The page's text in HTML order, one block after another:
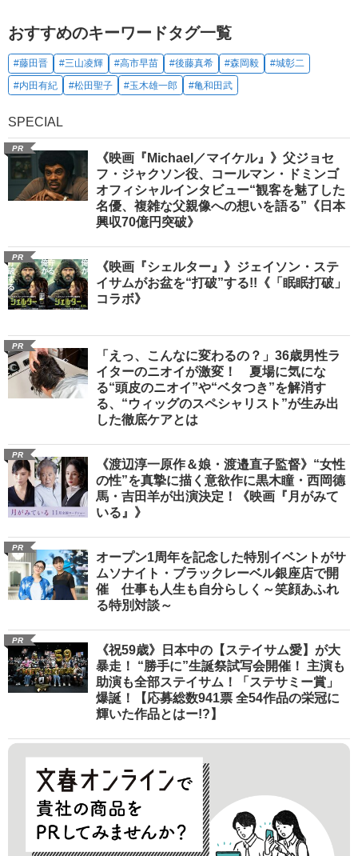
おすすめのキーワードタグ一覧
#藤田晋 #三山凌輝 #高市早苗 #後藤真希 #森岡毅
#城彰二
#内田有紀
#松田聖子 #玉木雄一郎 #亀和田武
SPECIAL
PR
《映画『Michael／マイケル』》父ジョセ
フ・ジャクソン役、コールマン・ドミンゴ
オフィシャルインタビュー“観客を魅了した
名優、複雑な父親像への想いを語る”《日本
興収70億円突破》
PR
《映画『シェルター』》ジェイソン・ステ
イサムがお盆を“打破”する!!《「眠眠打破」
コラボ》
PR
「えっ、こんなに変わるの？」36歳男性ラ
イターのニオイが激変！ 夏場に気にな
る“頭皮のニオイ”や“ベタつき”を解消す
る、“ウィッグのスペシャリスト”が生み出
した徹底ケアとは
PR
《渡辺淳一原作＆娘・渡邉直子監督》“女性
の性”を真摯に描く意欲作に黒木瞳・西岡德
馬・吉田羊が出演決定！《映画『月がみて
いる』》
PR
オープン1周年を記念した特別イベントがサ
ムソナイト・ブラックレーベル銀座店で開
催 仕事も人生も自分らしく～笑顔あふれ
る特別対談～
PR
《祝59歳》日本中の【ステイサム愛】が大
暴走！ “勝手に”生誕祭試写会開催！ 主演も
助演も全部ステイサム！「ステサミー賞」
爆誕！【応募総数941票 全54作品の栄冠に
輝いた作品とはー!?】